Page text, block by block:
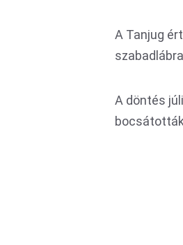
A Tanjug
A döntés